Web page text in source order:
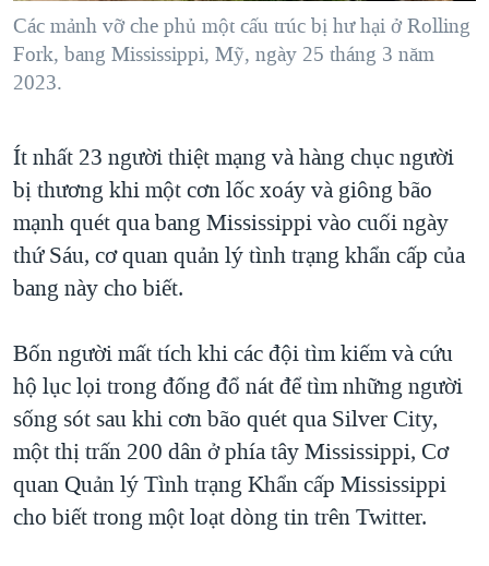
VĂN HOÁ
THỂ THAO
GROUND ZERO – XƯA VÀ NAY
CHI PHÍ CHIẾN TRANH AFGHANISTAN
THƯỢNG ĐỈNH TRUMP-KIM TẠI VIỆT NAM
TRỊNH VĨNH BÌNH VS. CHÍNH PHỦ VIỆT NAM
NGƯ DÂN VIỆT VÀ LÀN SÓNG TRỘM HẢI SÂM
BÊN KIA QUỐC LỘ: TIẾNG VỌNG TỪ NÔNG THÔN MỸ
Ngôn ngữ khác
Các mảnh vỡ che phủ một cấu trúc bị hư hại ở Rolling
Fork, bang Mississippi, Mỹ, ngày 25 tháng 3 năm
2023.
Ít nhất 23 người thiệt mạng và hàng chục người
bị thương khi một cơn lốc xoáy và giông bão
mạnh quét qua bang Mississippi vào cuối ngày
thứ Sáu, cơ quan quản lý tình trạng khẩn cấp của
bang này cho biết.
Bốn người mất tích khi các đội tìm kiếm và cứu
hộ lục lọi trong đống đổ nát để tìm những người
sống sót sau khi cơn bão quét qua Silver City,
một thị trấn 200 dân ở phía tây Mississippi, Cơ
quan Quản lý Tình trạng Khẩn cấp Mississippi
cho biết trong một loạt dòng tin trên Twitter.